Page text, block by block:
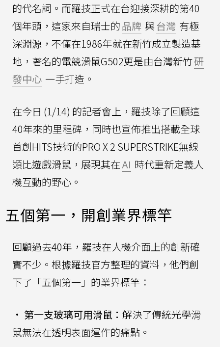
的代名詞。而羅技正式在台迎接深耕的第40
個年頭，這家來自瑞士的品牌 與 台灣 有極
深淵源，不僅在1986年就在新竹成立製造基
地，著名的電競滑鼠G502更是由台灣新竹研
發中心 一手打造。
在今日 (1/14) 的記者會上，羅技除了回顧這
40年來的里程碑，同時也宣佈推出搭載全球
首創HITS技術的PRO X 2 SUPERSTRIKE無線
類比遊戲滑鼠，展現其在AI 時代重新定義人
機互動的野心。
五個第一，開創業界標竿
回顧過去40年，羅技在人機介面上的創新確
實不少。根據羅技官方整理的資料，他們創
下了「五個第一」的業界標竿：
• 第一支玻璃可用滑鼠： 解決了傳統光學滑
鼠無法在透明表面運作的痛點。